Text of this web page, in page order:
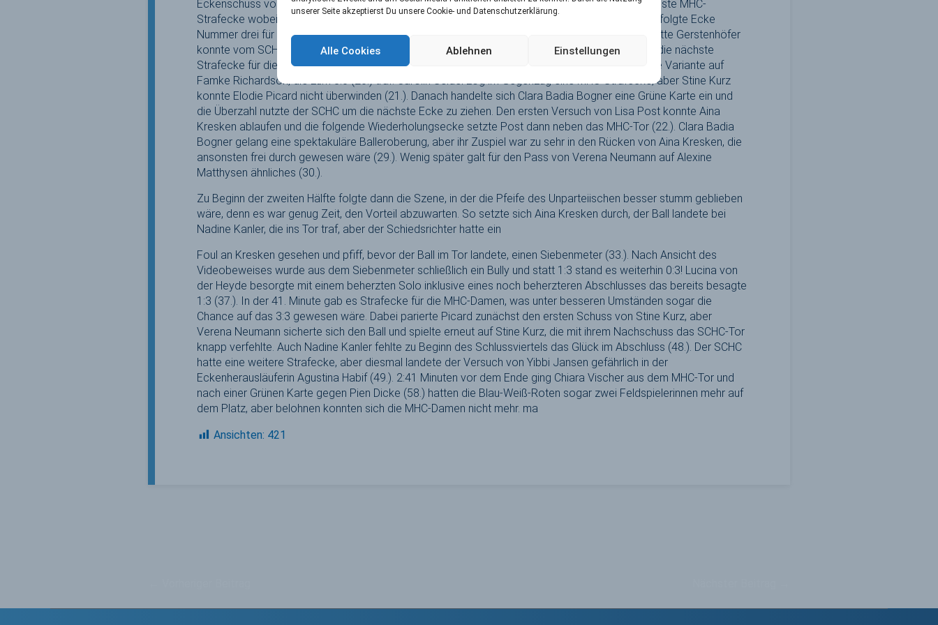
unserer Seite akzeptierst Du unsere Cookie- und Datenschutzerklärung.
Alle Cookies Ablehnen Einstellungen
Eckenschuss von Lucina von der Heyde parierte Elodie Picard (12.). Aber es gab gleich die nächste MHC-
Strafecke wobei Picard den Versuch von MHC-Kapitänin Stine Kurz gefährlich abwehrte und so folgte Ecke
Nummer drei für die Blau-Weiß-Roten, aber der Versuch der Ablage auf die Hereingeberin Charlotte Gerstenhöfer
konnte vom SCHC geklärt werden (13.). Im zweiten Viertel holte SCHC-Kapitänin Xan de Waard die nächste
Strafecke für die Niederländerinnen, diese spielten über Maud van den Heuvel und Lisa Post eine Variante auf
Famke Richardson, die zum 3:0 (20.) traf. Carolin Seidel zog im Gegenzug eine MHC-Strafecke, aber Stine Kurz
konnte Elodie Picard nicht überwinden (21.). Danach handelte sich Clara Badia Bogner eine Grüne Karte ein und
die Überzahl nutzte der SCHC um die nächste Ecke zu ziehen. Den ersten Versuch von Lisa Post konnte Aina
Kresken ablaufen und die folgende Wiederholungsecke setzte Post dann neben das MHC-Tor (22.). Clara Badia
Bogner gelang eine spektakuläre Balleroberung, aber ihr Zuspiel war zu sehr in den Rücken von Aina Kresken, die
ansonsten frei durch gewesen wäre (29.). Wenig später galt für den Pass von Verena Neumann auf Alexine
Matthysen ähnliches (30.).
Zu Beginn der zweiten Hälfte folgte dann die Szene, in der die Pfeife des Unparteiischen besser stumm geblieben
wäre, denn es war genug Zeit, den Vorteil abzuwarten. So setzte sich Aina Kresken durch, der Ball landete bei
Nadine Kanler, die ins Tor traf, aber der Schiedsrichter hatte ein
Foul an Kresken gesehen und pfiff, bevor der Ball im Tor landete, einen Siebenmeter (33.). Nach Ansicht des
Videobeweises wurde aus dem Siebenmeter schließlich ein Bully und statt 1:3 stand es weiterhin 0:3! Lucina von
der Heyde besorgte mit einem beherzten Solo inklusive eines noch beherzteren Abschlusses das bereits besagte
1:3 (37.). In der 41. Minute gab es Strafecke für die MHC-Damen, was unter besseren Umständen sogar die
Chance auf das 3:3 gewesen wäre. Dabei parierte Picard zunächst den ersten Schuss von Stine Kurz, aber
Verena Neumann sicherte sich den Ball und spielte erneut auf Stine Kurz, die mit ihrem Nachschuss das SCHC-Tor
knapp verfehlte. Auch Nadine Kanler fehlte zu Beginn des Schlussviertels das Glück im Abschluss (48.). Der SCHC
hatte eine weitere Strafecke, aber diesmal landete der Versuch von Yibbi Jansen gefährlich in der
Eckenherausläuferin Agustina Habif (49.). 2:41 Minuten vor dem Ende ging Chiara Vischer aus dem MHC-Tor und
nach einer Grünen Karte gegen Pien Dicke (58.) hatten die Blau-Weiß-Roten sogar zwei Feldspielerinnen mehr auf
dem Platz, aber belohnen konnten sich die MHC-Damen nicht mehr. ma
Ansichten: 421